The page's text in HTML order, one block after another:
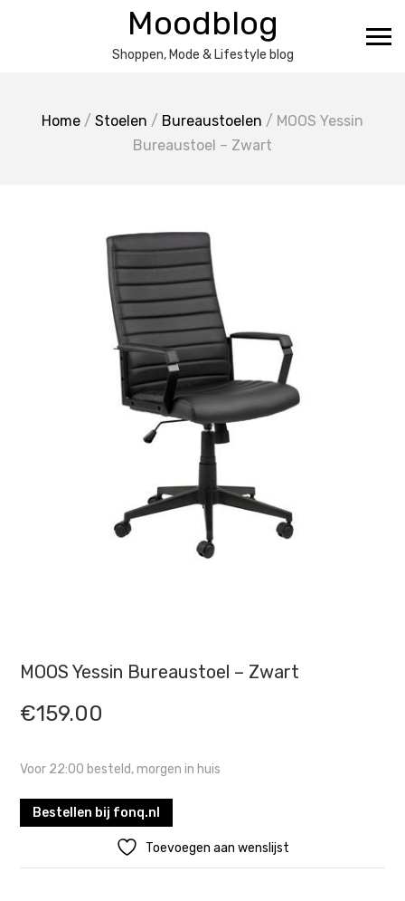
Moodblog
Shoppen, Mode & Lifestyle blog
Home / Stoelen / Bureaustoelen / MOOS Yessin
Bureaustoel – Zwart
MOOS Yessin Bureaustoel – Zwart
€159.00
Voor 22:00 besteld, morgen in huis
Bestellen bij fonq.nl
Toevoegen aan wenslijst